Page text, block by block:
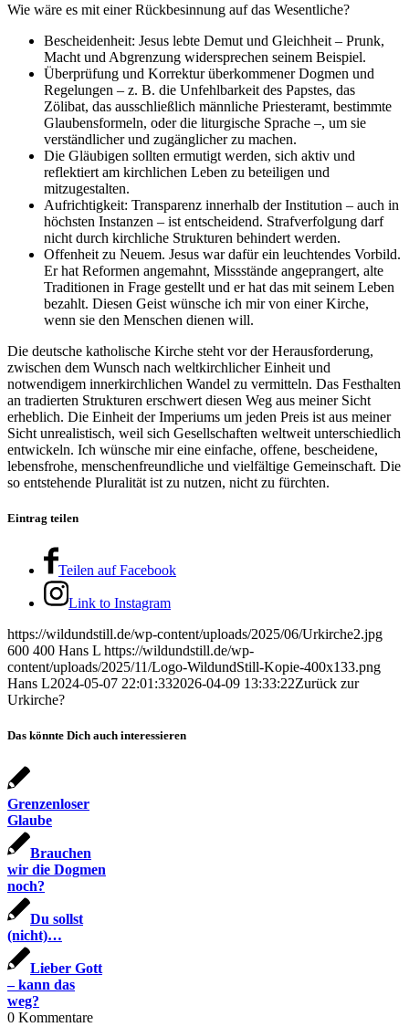
Wie wäre es mit einer Rückbesinnung auf das Wesentliche?
Bescheidenheit: Jesus lebte Demut und Gleichheit – Prunk,
Macht und Abgrenzung widersprechen seinem Beispiel.
Überprüfung und Korrektur überkommener Dogmen und
Regelungen – z. B. die Unfehlbarkeit des Papstes, das
Zölibat, das ausschließlich männliche Priesteramt, bestimmte
Glaubensformeln, oder die liturgische Sprache –, um sie
verständlicher und zugänglicher zu machen.
Die Gläubigen sollten ermutigt werden, sich aktiv und
reflektiert am kirchlichen Leben zu beteiligen und
mitzugestalten.
Aufrichtigkeit: Transparenz innerhalb der Institution – auch in
höchsten Instanzen – ist entscheidend. Strafverfolgung darf
nicht durch kirchliche Strukturen behindert werden.
Offenheit zu Neuem. Jesus war dafür ein leuchtendes Vorbild.
Er hat Reformen angemahnt, Missstände angeprangert, alte
Traditionen in Frage gestellt und er hat das mit seinem Leben
bezahlt. Diesen Geist wünsche ich mir von einer Kirche,
wenn sie den Menschen dienen will.
Die deutsche katholische Kirche steht vor der Herausforderung,
zwischen dem Wunsch nach weltkirchlicher Einheit und
notwendigem innerkirchlichen Wandel zu vermitteln. Das Festhalten
an tradierten Strukturen erschwert diesen Weg aus meiner Sicht
erheblich. Die Einheit der Imperiums um jeden Preis ist aus meiner
Sicht unrealistisch, weil sich Gesellschaften weltweit unterschiedlich
entwickeln. Ich wünsche mir eine einfache, offene, bescheidene,
lebensfrohe, menschenfreundliche und vielfältige Gemeinschaft. Die
so entstehende Pluralität ist zu nutzen, nicht zu fürchten.
Eintrag teilen
Teilen auf Facebook
Link to Instagram
https://wildundstill.de/wp-content/uploads/2025/06/Urkirche2.jpg
600 400 Hans L https://wildundstill.de/wp-
content/uploads/2025/11/Logo-WildundStill-Kopie-400x133.png
Hans L2024-05-07 22:01:332026-04-09 13:33:22Zurück zur
Urkirche?
Das könnte Dich auch interessieren
Grenzenloser
Glaube
Brauchen
wir die Dogmen
noch?
Du sollst
(nicht)…
Lieber Gott
– kann das
weg?
0 Kommentare